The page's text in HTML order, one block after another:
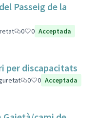
Passeig de la
0 0 Acceptada
per discapacitats
0 0 Acceptada